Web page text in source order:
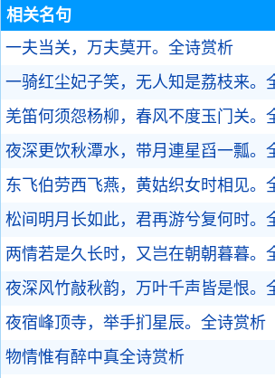
相关名句
一夫当关，万夫莫开。 全诗赏析
一骑红尘妃子笑，无人知是荔枝来。
羌笛何须怨杨柳，春风不度玉门关。
夜深更饮秋潭水，带月連星舀一瓢。
东飞伯劳西飞燕，黄姑织女时相见。
松间明月长如此，君再游兮复何时。
两情若是久长时，又岂在朝朝暮暮。
夜深风竹敲秋韵，万叶千声皆是恨。
夜宿峰顶寺，举手扪星辰。 全诗赏析
物情惟有醉中真全诗赏析